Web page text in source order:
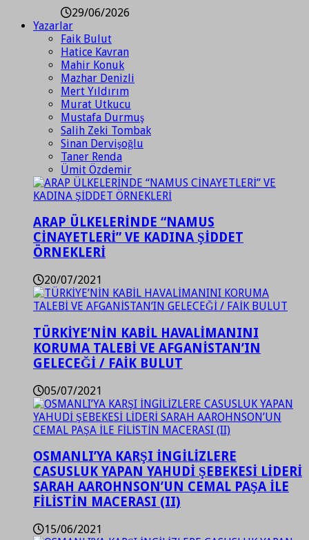
29/06/2026
Yazarlar
Faik Bulut
Hatice Kavran
Mahir Konuk
Mazhar Denizli
Mert Yıldırım
Murat Utkucu
Mustafa Durmuş
Salih Zeki Tombak
Sinan Dervişoğlu
Taner Renda
Ümit Özdemir
ARAP ÜLKELERİNDE “NAMUS
CİNAYETLERİ” VE KADINA ŞİDDET
ÖRNEKLERİ
20/07/2021
TÜRKİYE’NİN KABİL HAVALİMANINI
KORUMA TALEBİ VE AFGANİSTAN’IN
GELECEĞİ / FAİK BULUT
05/07/2021
OSMANLI’YA KARŞI İNGİLİZLERE
CASUSLUK YAPAN YAHUDİ ŞEBEKESİ LİDERİ
SARAH AAROHNSON’UN CEMAL PAŞA İLE
FİLİSTİN MACERASI (II)
15/06/2021